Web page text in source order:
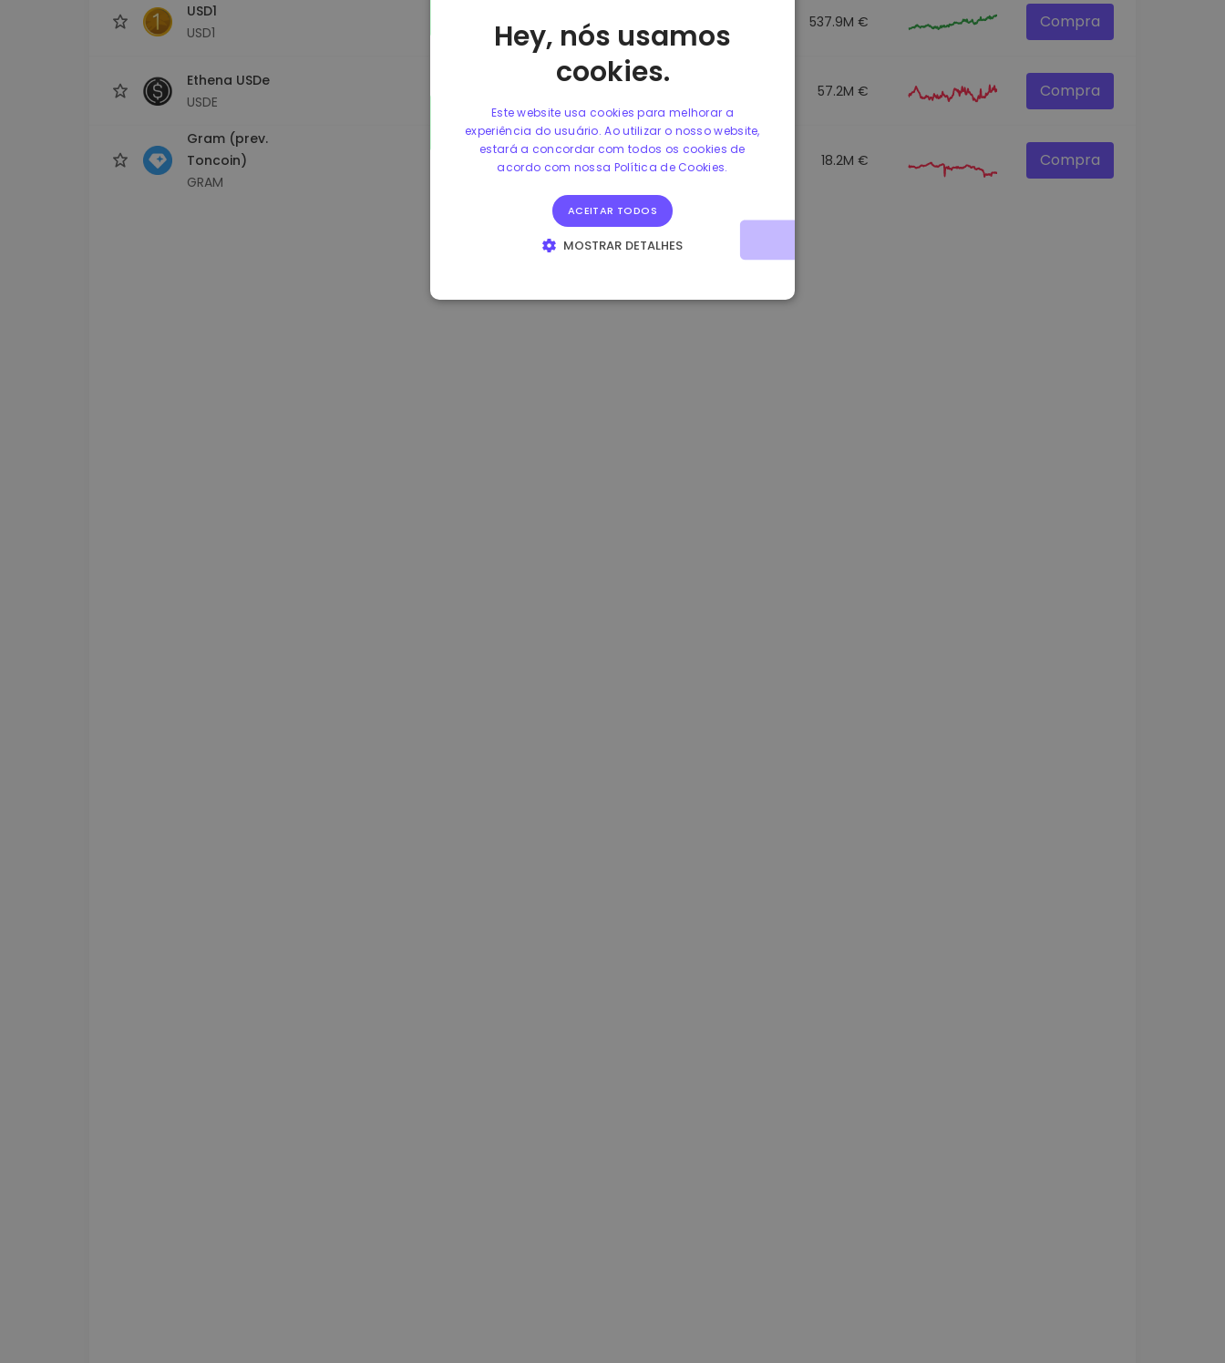
USD1
USD1
537.9M € Compra
Ethena USDe
USDE
57.2M € Compra
Gram (prev.
Toncoin)
GRAM
1.170000 € +2.60% 3.2B € 18.2M € Compra
Hey, nós usamos
cookies.
Este website usa cookies para melhorar a
experiência do usuário. Ao utilizar o nosso website,
estará a concordar com todos os cookies de
acordo com nossa Política de Cookies.
ACEITAR TODOS
MOSTRAR DETALHES